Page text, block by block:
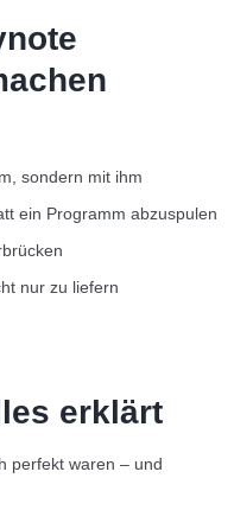
sondern mit ihm
ein Programm abzuspulen
nur zu liefern
erklärt
perfekt waren – und